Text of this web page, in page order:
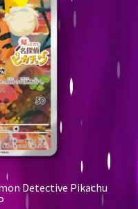
Detective Pikachu